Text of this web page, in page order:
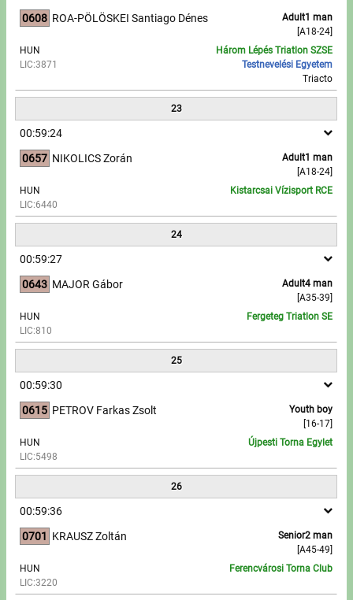
0608
Adult1 man
[A18-24]
ROA-PÖLÖSKEI Santiago Dénes
HUN
LIC:3871
Három Lépés Triatlon SZSE
Testnevelési Egyetem
Triacto
23
00:59:24
0657
Adult1 man
[A18-24]
NIKOLICS Zorán
HUN
LIC:6440
Kistarcsai Vízisport RCE
24
00:59:27
0643
Adult4 man
[A35-39]
MAJOR Gábor
HUN
LIC:810
Fergeteg Triatlon SE
25
00:59:30
0615
Youth boy
[16-17]
PETROV Farkas Zsolt
HUN
LIC:5498
Újpesti Torna Egylet
26
00:59:36
0701
Senior2 man
[A45-49]
KRAUSZ Zoltán
HUN
LIC:3220
Ferencvárosi Torna Club